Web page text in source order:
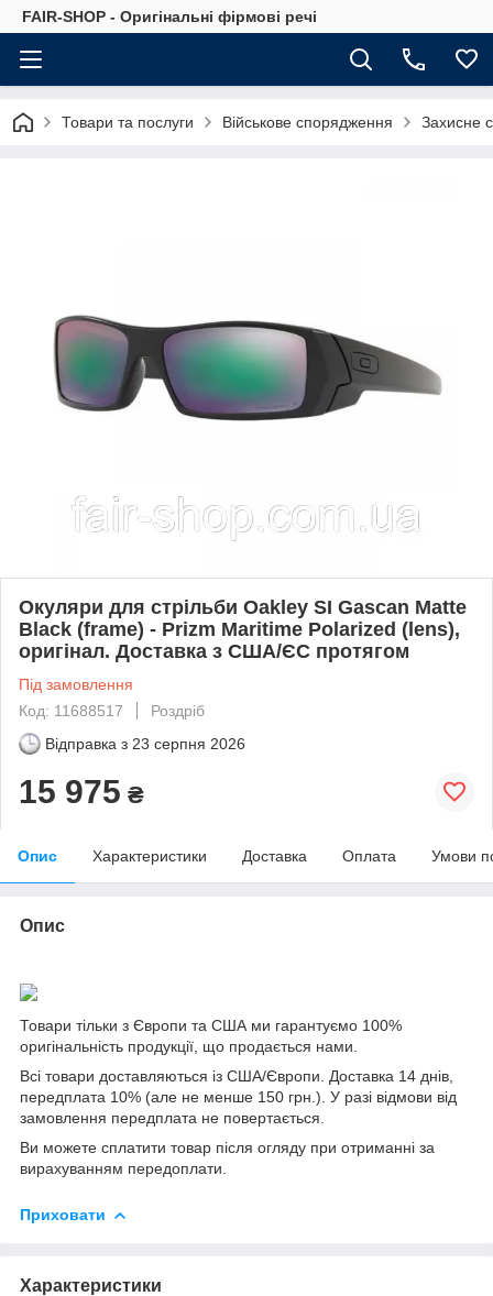
FAIR-SHOP - Оригінальні фірмові речі
Товари та послуги Військове спорядження Захисне
Окуляри для стрільби Oakley SI Gascan Matte
Black (frame) - Prizm Maritime Polarized (lens),
оригінал. Доставка з США/ЄС протягом
Під замовлення
Код: 11688517
Роздріб
Відправка з 23 серпня 2026
15 975 ₴
Опис Характеристики Доставка Оплата Умови
Опис
Товари тільки з Європи та США ми гарантуємо 100%
оригінальність продукції, що продається нами.
Всі товари доставляються із США/Європи. Доставка 14 днів,
передплата 10% (але не менше 150 грн.). У разі відмови від
замовлення передплата не повертається.
Ви можете сплатити товар після огляду при отриманні за
вирахуванням передоплати.
Приховати
Характеристики